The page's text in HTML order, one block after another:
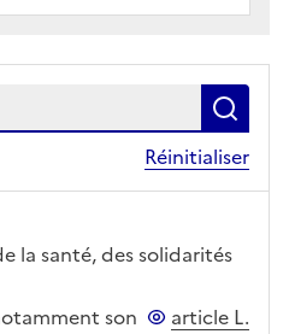
Réinitialiserle
la santé, des solidarités
son
article L.